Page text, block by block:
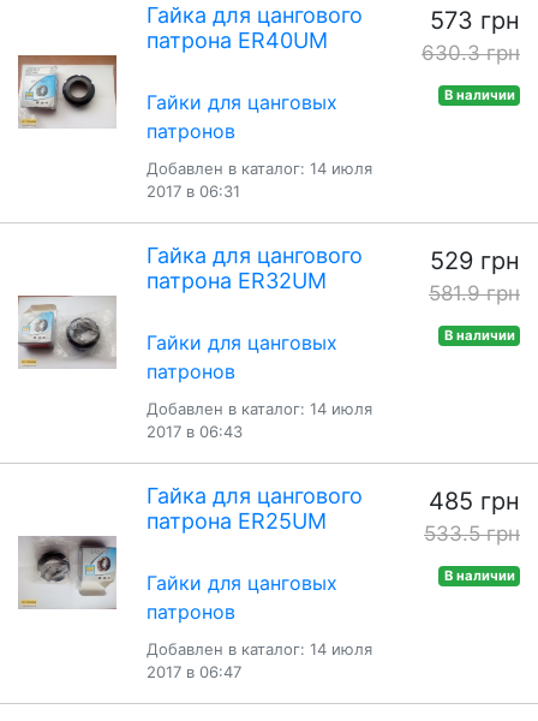
Гайка для цангового
патрона ER40UM
Гайки для цанговых
патронов
Добавлен в каталог: 14 июля
2017 в 06:31
573 грн
630.3 грн
В наличии
Гайка для цангового
патрона ER32UM
Гайки для цанговых
патронов
Добавлен в каталог: 14 июля
2017 в 06:43
529 грн
581.9 грн
В наличии
Гайка для цангового
патрона ER25UM
Гайки для цанговых
патронов
Добавлен в каталог: 14 июля
2017 в 06:47
485 грн
533.5 грн
В наличии